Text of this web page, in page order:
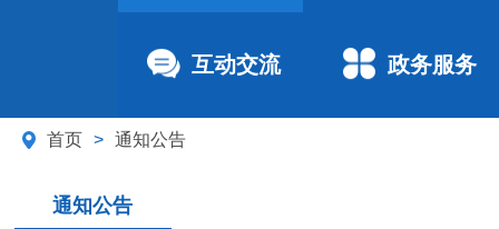
互动交流 政务服务
首页 > 通知公告
通知公告